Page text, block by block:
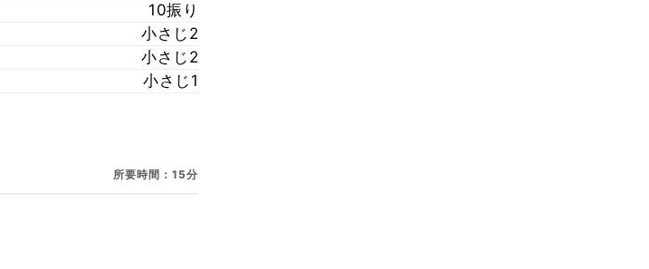
10振り
小さじ2
小さじ2
小さじ1
所要時間：15分